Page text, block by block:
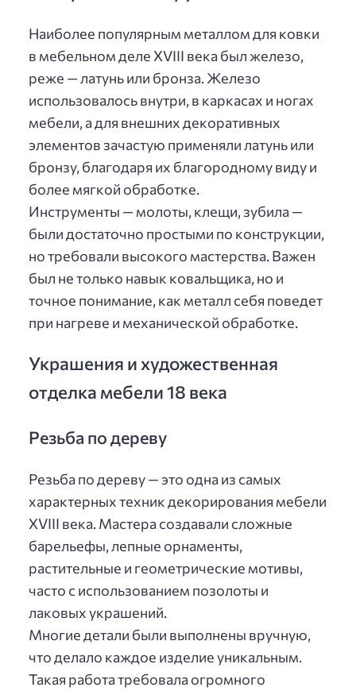
Наиболее популярным металлом для ковки
в мебельном деле XVIII века был железо,
реже — латунь или бронза. Железо
использовалось внутри, в каркасах и ногах
мебели, а для внешних декоративных
элементов зачастую применяли латунь или
бронзу, благодаря их благородному виду и
более мягкой обработке.
Инструменты — молоты, клещи, зубила —
были достаточно простыми по конструкции,
но требовали высокого мастерства. Важен
был не только навык ковальщика, но и
точное понимание, как металл себя поведет
при нагреве и механической обработке.
Украшения и художественная
отделка мебели 18 века
Резьба по дереву
Резьба по дереву — это одна из самых
характерных техник декорирования мебели
XVIII века. Мастера создавали сложные
барельефы, лепные орнаменты,
растительные и геометрические мотивы,
часто с использованием позолоты и
лаковых украшений.
Многие детали были выполнены вручную,
что делало каждое изделие уникальным.
Такая работа требовала огромного